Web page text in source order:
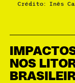
NOS
Crédito: Inês